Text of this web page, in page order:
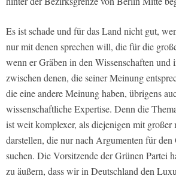
Es ist schade und für das Land nicht gut,
nur mit denen sprechen will, die für die
wenn er Gräben in den Wissenschaften und
zwischen denen, die seiner Meinung
die eine andere Meinung haben, übrigens
wissenschaftliche Expertise. Denn die
ist weit komplexer, als diejenigen mit großer
darstellen, die nur nach Argumenten für den
suchen. Die Vorsitzende der Grünen Partei
zu äußern, dass wir in Deutschland den